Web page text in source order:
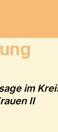
im
II